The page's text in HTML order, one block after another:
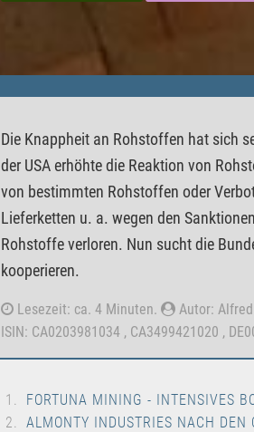
Die Knappheit an Rohstoffen hat sich
der USA erhöhte die Reaktion von
von bestimmten Rohstoffen oder
Lieferketten u. a. wegen den
Rohstoffe verloren. Nun sucht die
kooperieren.
Lesezeit: ca. 4 Minuten.
Autor:
ISIN: CA0203981034 , CA3499421020 ,
FORTUNA MINING - INTENSIVES
ALMONTY INDUSTRIES NACH DEN